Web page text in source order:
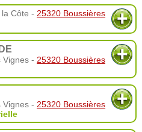
Côte - 25320 Boussières
Vignes - 25320 Boussières
Vignes - 25320 Boussières